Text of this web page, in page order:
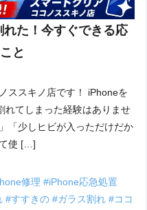
た！今すぐできる応
と
ススキノ店です！ iPhoneを
れてしまった経験はありませ
「少しヒビが入っただけだか
使 […]
修理#iPhone応急処置
#すすきの#ガラス割れ#ココ